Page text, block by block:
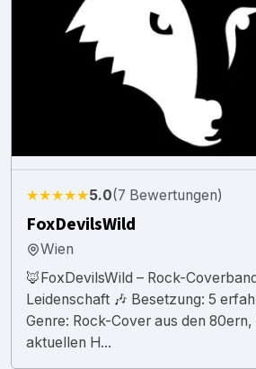
★★★★★5.0(7 Bewertungen)
FoxDevilsWild
Wien
🦊FoxDevilsWild – Rock-
Leidenschaft 🎶 Besetzung: 5
Genre: Rock-Cover aus den
aktuellen H...